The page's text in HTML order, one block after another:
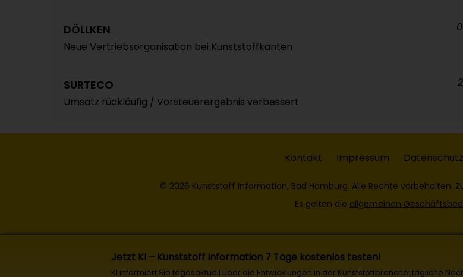
DÖLLKEN
Neue Vertriebsorganisation bei Kunststoffkanten
SURTECO
Umsatz rückläufig / Vorsteuerergebnis verbessert
Jetzt KI – Kunststoff Information 7 Tage kostenlos testen!
KI informiert Sie tagesaktuell über die Entwicklungen in der Kunststoffbranche: tägliche
Kontakt Impressum Datenschutz
© 2026 Kunststoff Information, Bad Homburg. Alle Rechte vorbehalten.
Es gelten die allgemeinen